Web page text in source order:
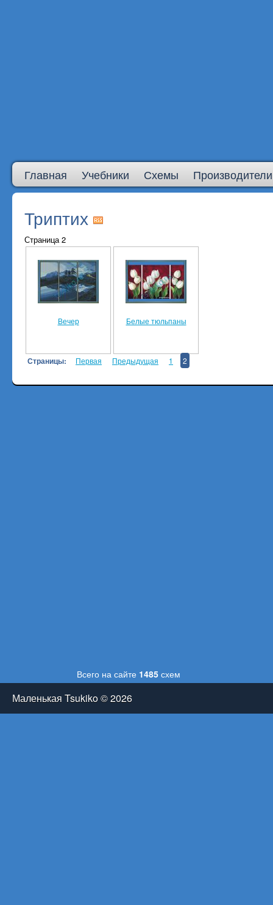
Главная Учебники Схемы Производители
Триптих
Страница 2
Вечер Белые тюльпаны
Страницы: Первая Предыдущая 1 2
Всего на сайте 1485 схем
Маленькая Tsukiko © 2026